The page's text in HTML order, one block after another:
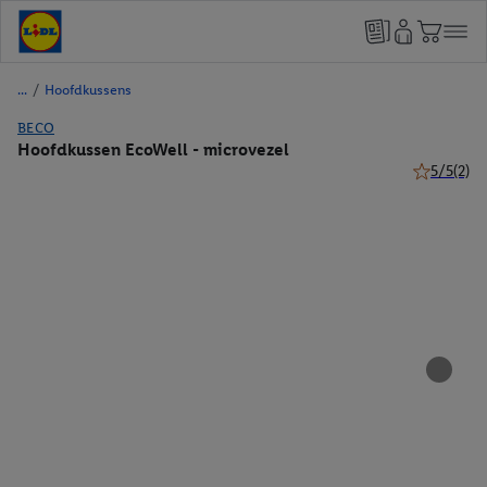
/ Hoofdkussens
BECO
Hoofdkussen EcoWell - microvezel
5/5(2)